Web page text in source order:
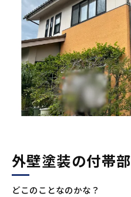
外壁塗装の付帯部
どこのことなのかな？